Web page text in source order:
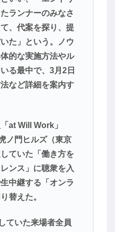
ランナーのみなさ
、代案を探り、提
た」という。ノウ
的な実施方法やル
る最中で、3月2日
など詳細を案内す
at Will Work」
ノ門ヒルズ（東京
ていた「働き方を
ンス」に聴衆を入
中継する「オンラ
替えた。
ていた来場者全員